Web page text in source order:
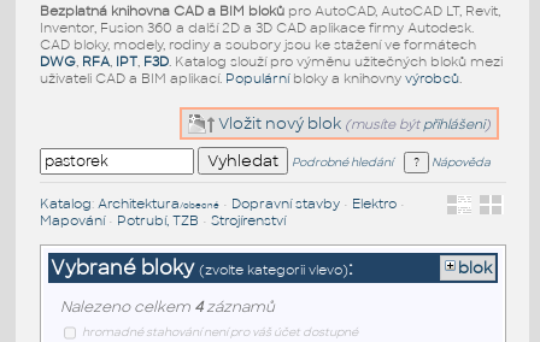
Bezplatná knihovna CAD a BIM blokůpro AutoCAD, AutoCAD LT, Revit,
Inventor, Fusion 360 a další 2D a 3D CAD aplikace firmy Autodesk.
CAD bloky, modely, rodiny a soubory jsou ke stažení ve formátech
DWG, RFA, IPT, F3D. Katalog slouží pro výměnu užitečných bloků mezi
uživateli CAD a BIM aplikací. Populárníbloky a knihovny výrobců.
Vložit nový blok (musíte být přihlášeni)
Podrobné hledání Nápověda
Katalog: Architektura/obecné• Dopravní stavby• Elektro•
Mapování• Potrubí, TZB • Strojírenství
Vybrané bloky (zvolte kategorii vlevo): blok
Nalezeno celkem 4záznamů
hromadné stahování není pro váš účet dostupné